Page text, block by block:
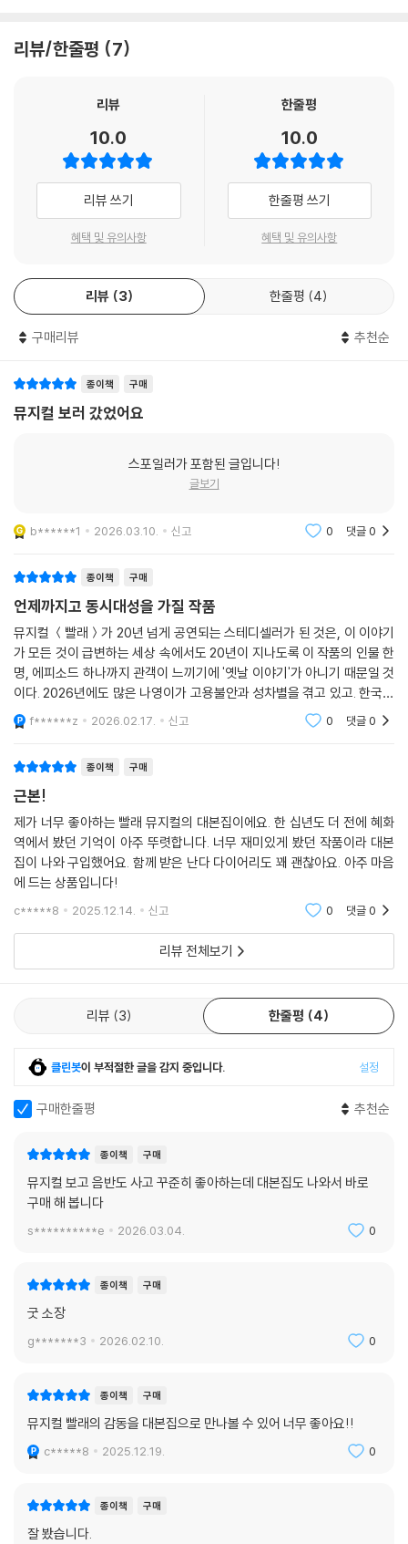
--- p.71
(나영이 들으라는 듯, 신입직원에게)
소용없어. 빵이 자르겠다고 생각한 게 뭐
어제오늘 일이겠어? 여직원 중에 연봉도 제일
높겠다. 초창기 멤버니까 알 거 모를 거 다
아시는 몸이라 빵이 불편했던 거 아니겠어?
나영
참는 게 지겹지도 않니?
난 말이여. 울고 싶을 땐 빨래를 혀.
마흔이 다 된 딸년 똥기저귀 빨 때도 한숨이 푹
하고 나오지만 빨래를 하다보면 힘이 생기제
하지만 말여 많이 울지는 말어!
나 너 우리 되기까지 얼마나 많은 시간을
보냈나요
그대 눈물, 그대 웃음이 담긴 사연
새겨질 방 찾아 떠돈 시간 얼마나 되나요
그대와 나 여기 살아온 시간만큼
그대 잃어버린 꿈 그대 두고 온 꿈
다시 꾸어요
--- p.140
서울에서 이십대의 학생이 홀로 생계를 책임지며 예술을 꿈꾼다는 것은 고
된 일이었습니다. 하지만 서울은 단순히 힘없는 청춘과 이주민을 소모하는
차가운 도시만은 아니었습니다. 다리를 다쳐 길에 쓰러진 저를 오토바이에
태워 병원까지 데려다준 골목 어르신들, 사기를 당해 낙담하던 저를 위로
노동 속에서도 제게 “고개 숙이지 말라, 당당히 서라”라고 말해주던 중국
교포 언니들…… 저는 그런 수많은 따뜻한 마음 덕분에 살아올 수 있었고,
--- 「작가의 말」 중에서
쪽 오른쪽 넘겨가며 가사를 비교해보는 것은 공연장에서 느낄 수 없는, 대
떨어질 우리의 일상이지만 얼룩을 지우고, 먼지를 털어내고, 햇볕에 말려
래로 표현한다면 조금이나마 웃음 지을 수 있을 것이라는 마음으로, 처음
부터 뮤지컬 대본으로 쓰여진 이 작품은 때로는 냉수로 시원하게, 때로는
온수로 뭉근하게 우리 마음속 묵은 때를 벗겨내줍니다.
가을 햇살은 눈부시고,
구름 한 점 없는 청명한 하늘을 닮은 하늘색의 표지. 빨래가 기분 좋게 마를
것만 같은 그 날씨 위로 따뜻한 위로를 건네듯 포근한 이불 한 겹을 덮어주
었습니다. 대본은 작가의 손에서 시작되지만 공연중 배우들이 현장에서 즉
와 40명의 스태프가 필요하듯 〈빨래〉가 받아온 20여 년의 응원을 기억하
기 위해 동료 서른 명의 이름을 책 뒤표지에 담았습니다. 20년이 지나도 무
빨랫감을 들고 서로에게 건네는 "안녕"이라는 인사가 아직 우리에게 필요
하기에. 초연부터 지금까지 빨래의 시대적 배경은 항상 현재에 놓여 있었
널어요, 바람이 우릴 말려줄 거예요. 당신의 아픈 마음 털털 털어서 널어요,
* 이 책의 초판 인세는 작가의 뜻에 따라 (사)모두를 위한 이주인권문화센
터에 기부됩니다.
리뷰/한줄평 7
리뷰
10.0
리뷰 쓰기
혜택 및 유의사항
한줄평
10.0
한줄평 쓰기
혜택 및 유의사항
리뷰 3 한줄평 4
구매리뷰 추천순
종이책 구매
뮤지컬 보러 갔었어요
스포일러가 포함된 글입니다!
글보기
b******1 2026.03.10. 신고 0 댓글0
종이책 구매
언제까지고 동시대성을 가질 작품
뮤지컬 ＜빨래＞가 20년 넘게 공연되는 스테디셀러가 된 것은, 이 이야기
가 모든 것이 급변하는 세상 속에서도 20년이 지나도록 이 작품의 인물 한
명, 에피소드 하나까지 관객이 느끼기에 '옛날 이야기'가 아니기 때문일 것
이다. 2026년에도 많은 나영이가 고용불안과 성차별을 겪고 있고. 한국에
서 일하는 수많은 솔롱고들이 겪는 차별과 혐오는 오히려 20년전보다 더
심각해지고 있다.
f******z 2026.02.17. 신고 0 댓글0
종이책 구매
근본!
제가 너무 좋아하는 빨래 뮤지컬의 대본집이에요. 한 십년도 더 전에 혜화
역에서 봤던 기억이 아주 뚜렷합니다. 너무 재미있게 봤던 작품이라 대본
집이 나와 구입했어요. 함께 받은 난다 다이어리도 꽤 괜찮아요. 아주 마음
에 드는 상품입니다!
c*****8 2025.12.14. 신고 0 댓글0
리뷰 전체보기
리뷰 3 한줄평 4
클린봇이 부적절한 글을 감지 중입니다. 설정
구매한줄평 추천순
종이책 구매
뮤지컬 보고 음반도 사고 꾸준히 좋아하는데 대본집도 나와서 바로
구매 해 봅니다
s**********e 2026.03.04. 0
종이책 구매
굿 소장
g*******3 2026.02.10. 0
종이책 구매
뮤지컬 빨래의 감동을 대본집으로 만나볼 수 있어 너무 좋아요!!
c*****8 2025.12.19. 0
종이책 구매
잘 봤습니다.